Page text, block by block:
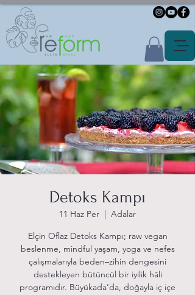
Detoks Kampı
11 Haz Per
  |
Adalar
Elçin Oflaz Detoks Kampı; raw vegan
beslenme, mindful yaşam, yoga ve nefes
çalışmalarıyla beden–zihin dengesini
destekleyen bütüncül bir iyilik hâli
programıdır. Büyükada’da, doğayla iç içe